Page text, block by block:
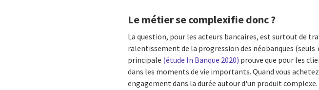
Le métier se complexifie donc ?
La question, pour les acteurs bancaires, est surtout de
ralentissement de la progression des néobanques (seuls
principale (étude In Banque 2020) prouve que pour les
dans les moments de vie importants. Quand vous
engagement dans la durée autour d'un produit